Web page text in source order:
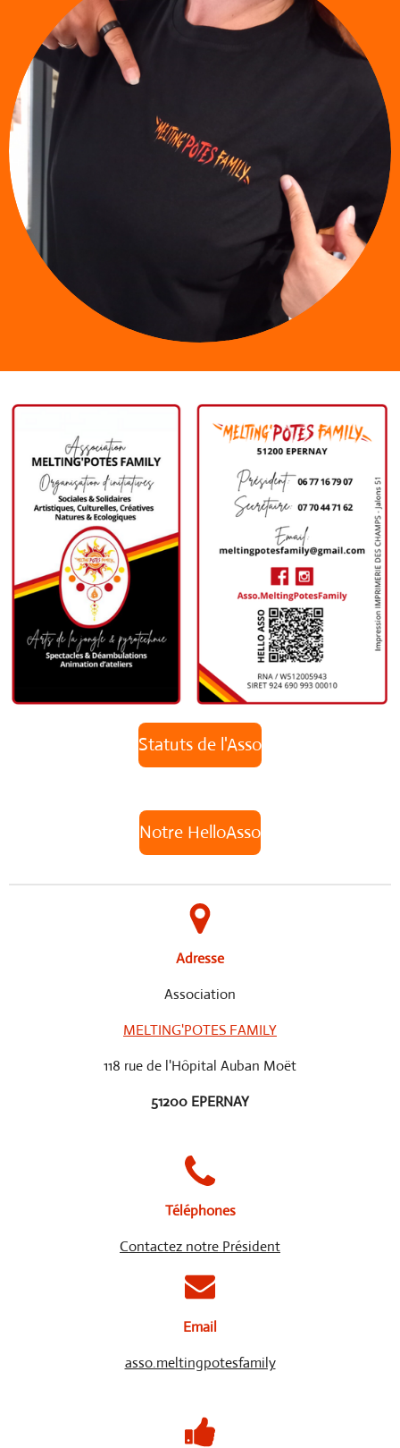
Statuts de l'Asso
Notre HelloAsso
Adresse
Association
MELTING'POTES FAMILY
118 rue de l'Hôpital Auban Moët
51200 EPERNAY
Téléphones
Contactez notre Président
Email
asso.meltingpotesfamily